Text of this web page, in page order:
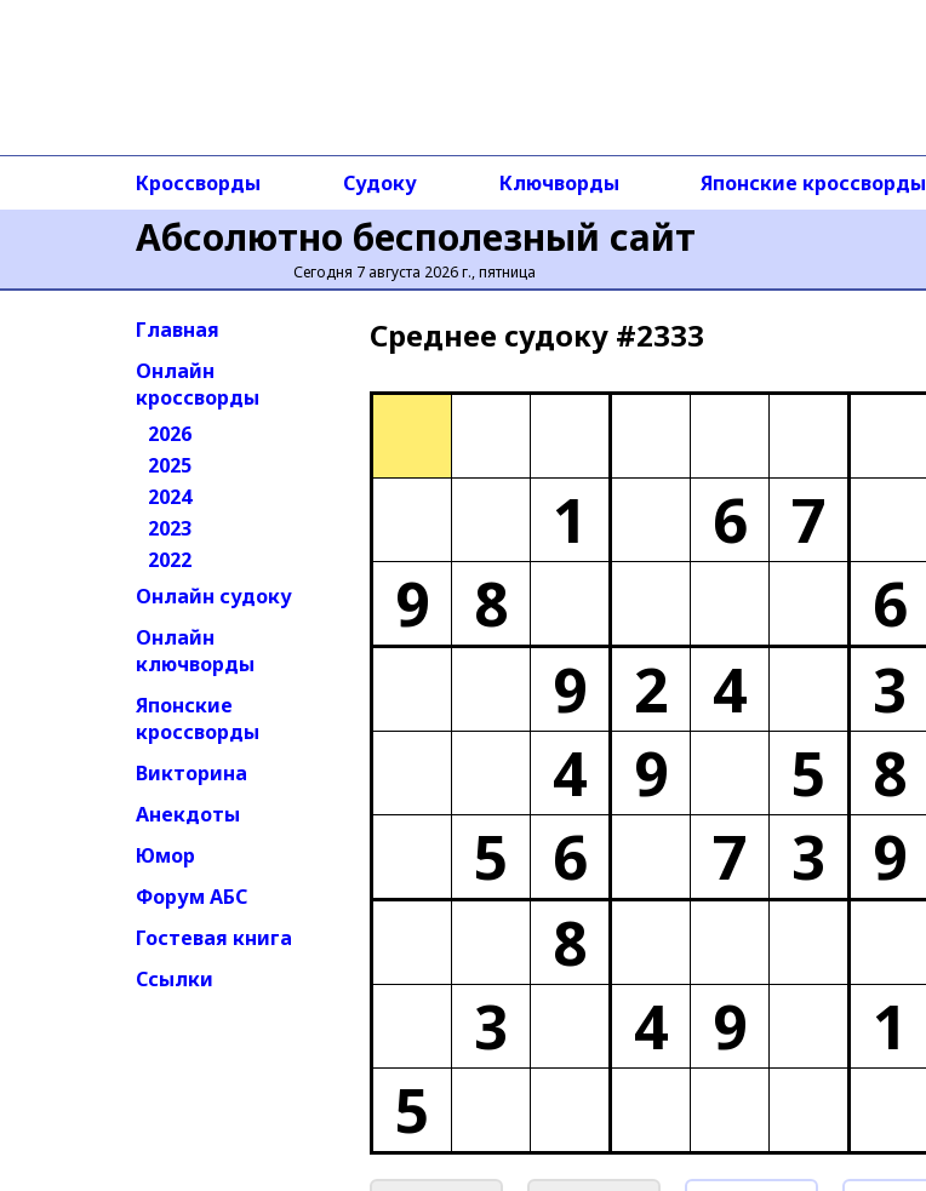
Абсолютно бесполезный сайт
Сегодня 7 августа 2026 г., пятница
Кроссворды Судоку Ключворды Японские кроссворды
Главная
Онлайн
кроссворды
2026
2025
2024
2023
2022
Онлайн судоку
Онлайн
ключворды
Японские
кроссворды
Викторина
Анекдоты
Юмор
Форум АБС
Гостевая книга
Ссылки
Среднее cудоку #2333
1
6 7
9 8
6
9
2 4 3
4
9 5
8
5
6 7 3
9
8
3
4 9
1
5